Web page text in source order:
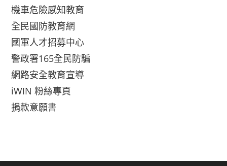
機車危險感知教育
全民國防教育網
國軍人才招募中心
警政署165全民防騙
網路安全教育宣導
iWIN 粉絲專頁
捐款意願書